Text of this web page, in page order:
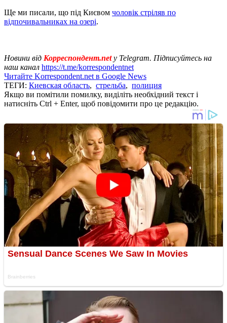
Ще ми писали, що під Києвом чоловік стріляв по
відпочивальниках на озері.
Новини від Корреспондент.net у Telegram. Підписуйтесь на
наш канал https://t.me/korrespondentnet
Читайте Korrespondent.net в Google News
ТЕГИ: Киевская область, стрельба, полиция
Якщо ви помітили помилку, виділіть необхідний текст і
натисніть Ctrl + Enter, щоб повідомити про це редакцію.